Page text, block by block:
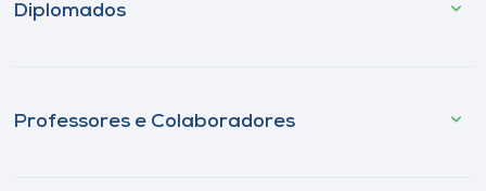
Diplomados
Professores e Colaboradores